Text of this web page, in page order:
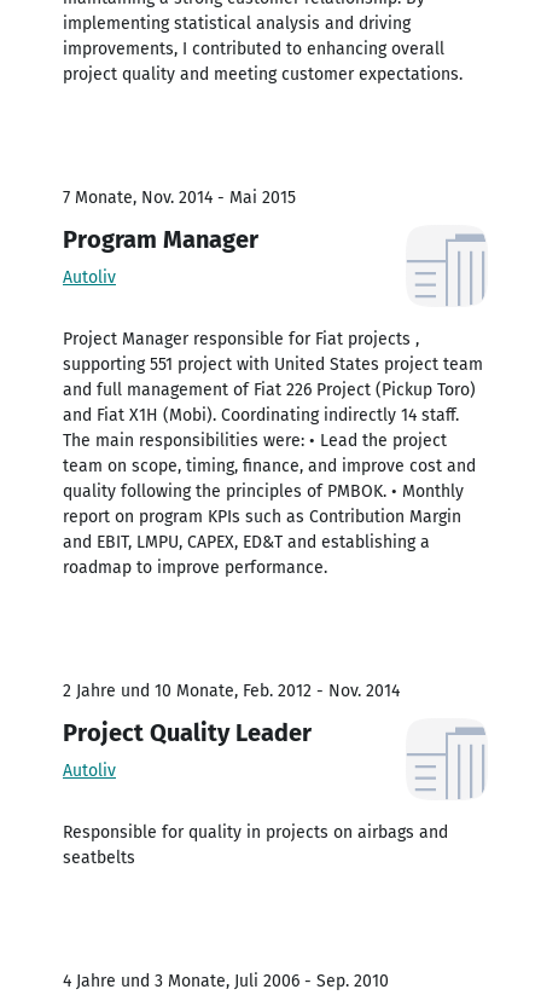
implementing statistical analysis and driving
improvements, I contributed to enhancing overall
project quality and meeting customer expectations.
7 Monate, Nov. 2014 - Mai 2015
Program Manager
Autoliv
Project Manager responsible for Fiat projects ,
supporting 551 project with United States project team
and full management of Fiat 226 Project (Pickup Toro)
and Fiat X1H (Mobi). Coordinating indirectly 14 staff.
The main responsibilities were: • Lead the project
team on scope, timing, finance, and improve cost and
quality following the principles of PMBOK. • Monthly
report on program KPIs such as Contribution Margin
and EBIT, LMPU, CAPEX, ED&T and establishing a
roadmap to improve performance.
2 Jahre und 10 Monate, Feb. 2012 - Nov. 2014
Project Quality Leader
Autoliv
Responsible for quality in projects on airbags and
seatbelts
4 Jahre und 3 Monate, Juli 2006 - Sep. 2010